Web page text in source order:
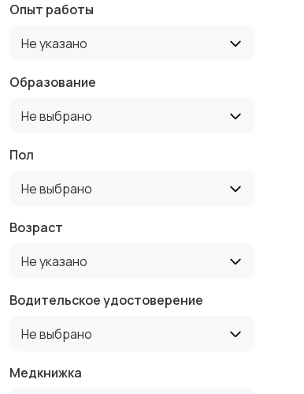
Опыт работы
Не указано
Образование
Не выбрано
Пол
Не выбрано
Возраст
Не указано
Водительское удостоверение
Не выбрано
Медкнижка